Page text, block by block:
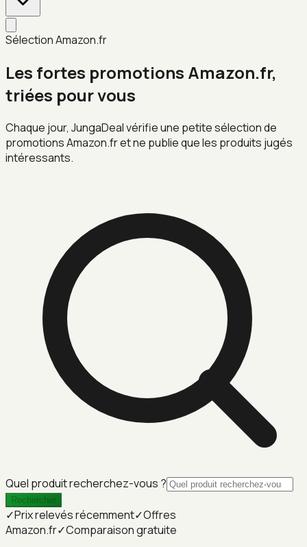
Sélection Amazon.fr
Les fortes promotions Amazon.fr,
triées pour vous
Chaque jour, JungaDeal vérifie une petite sélection de
promotions Amazon.fr et ne publie que les produits jugés
intéressants.
Quel produit recherchez-vous ?
Rechercher
✓Prix relevés récemment✓Offres
Amazon.fr✓Comparaison gratuite